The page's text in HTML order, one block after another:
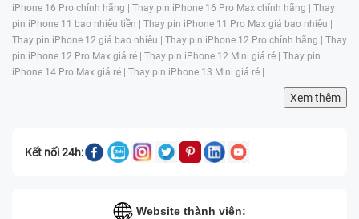
iPhone 16 Pro chính hãng | Thay pin iPhone 16 Pro Max chính hãng | Thay
pin iPhone 11 bao nhiêu tiền | Thay pin iPhone 11 Pro Max giá bao nhiêu |
Thay pin iPhone 12 giá bao nhiêu | Thay pin iPhone 12 Pro chính hãng | Thay
pin iPhone 12 Pro Max giá rẻ | Thay pin iPhone 12 Mini giá rẻ | Thay pin
iPhone 14 Pro Max giá rẻ | Thay pin iPhone 13 Mini giá rẻ |
Xem thêm
Kết nối 24h:
Website thành viên: